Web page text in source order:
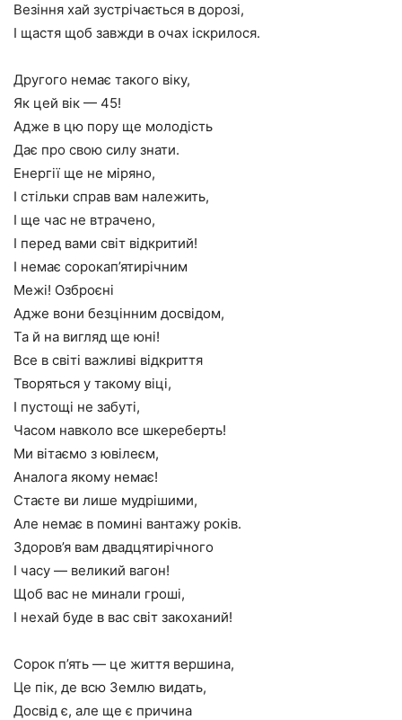
Везіння хай зустрічається в дорозі,
І щастя щоб завжди в очах іскрилося.
Другого немає такого віку,
Як цей вік — 45!
Адже в цю пору ще молодість
Дає про свою силу знати.
Енергії ще не міряно,
І стільки справ вам належить,
І ще час не втрачено,
І перед вами світ відкритий!
І немає сорокап’ятирічним
Межі! Озброєні
Адже вони безцінним досвідом,
Та й на вигляд ще юні!
Все в світі важливі відкриття
Творяться у такому віці,
І пустощі не забуті,
Часом навколо все шкереберть!
Ми вітаємо з ювілеєм,
Аналога якому немає!
Стаєте ви лише мудрішими,
Але немає в помині вантажу років.
Здоров’я вам двадцятирічного
І часу — великий вагон!
Щоб вас не минали гроші,
І нехай буде в вас світ закоханий!
Сорок п’ять — це життя вершина,
Це пік, де всю Землю видать,
Досвід є, але ще є причина